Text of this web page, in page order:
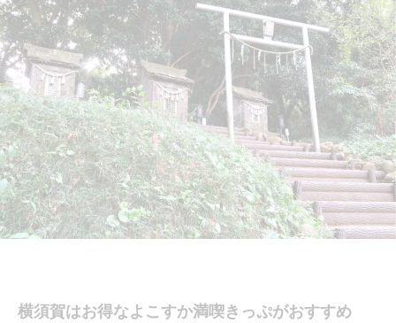
横須賀はお得なよこすか満喫きっぷがおすすめ